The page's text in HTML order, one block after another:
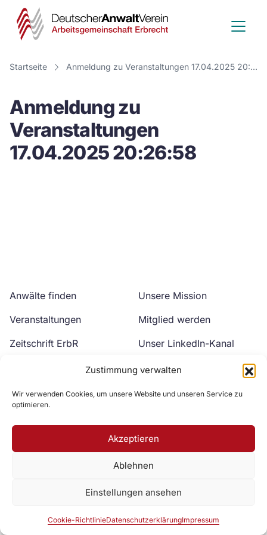
Zustimmung verwalten
Wir verwenden Cookies, um unsere Website und unseren Service zu
optimieren.
Akzeptieren
Ablehnen
Einstellungen ansehen
Cookie-RichtlinieDatenschutzerklärungImpressum
Deutscher
Anwalt
Verein
Startseite Anmeldung zu Veranstaltungen 17.04.2025 20:26:58
Anmeldung zu
Veranstaltungen
17.04.2025 20:26:58
Anwälte finden
Veranstaltungen
Zeitschrift ErbR
Unsere Mission
Mitglied werden
Unser LinkedIn-Kanal
Unser YouTube-Kanal
Zur DAV Webseite